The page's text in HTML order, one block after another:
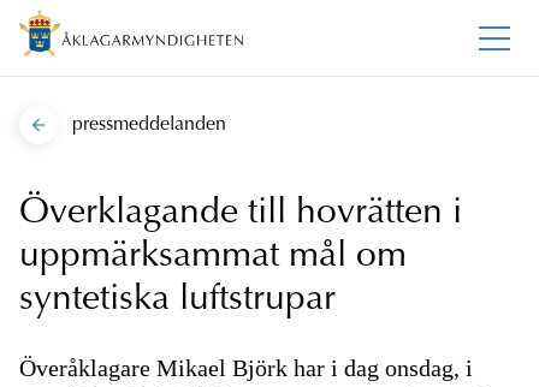
pressmeddelanden
Överklagande till hovrätten i
uppmärksammat mål om
syntetiska luftstrupar
Överåklagare Mikael Björk har i dag onsdag, i